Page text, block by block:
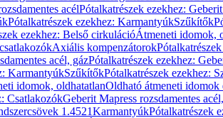
acélPótalkatrészek ezekhez:
Pótalkatrészek ezekhez: KarmantyúkSzűkítők
ezekhez: Belső cirkulációÁtmeneti idomok,
Axiális kompenzátorok
acél, gázPótalkatrészek ezekhez:
KarmantyúkSzűkítőkPótalkatrészek ezekhez:
idomok, oldhatatlanOldható átmeneti idomok
CsatlakozókGeberit Mapress rozsdamentes
1.4521KarmantyúkPótalkatrészek